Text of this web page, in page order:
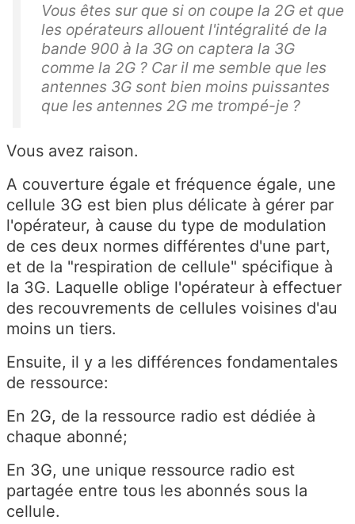
Vous êtes sur que si on coupe la 2G et que
les opérateurs allouent l'intégralité de la
bande 900 à la 3G on captera la 3G
comme la 2G ? Car il me semble que les
antennes 3G sont bien moins puissantes
que les antennes 2G me trompé-je ?
Vous avez raison.
A couverture égale et fréquence égale, une
cellule 3G est bien plus délicate à gérer par
l'opérateur, à cause du type de modulation
de ces deux normes différentes d'une part,
et de la "respiration de cellule" spécifique à
la 3G. Laquelle oblige l'opérateur à effectuer
des recouvrements de cellules voisines d'au
moins un tiers.
Ensuite, il y a les différences fondamentales
de ressource:
En 2G, de la ressource radio est dédiée à
chaque abonné;
En 3G, une unique ressource radio est
partagée entre tous les abonnés sous la
cellule.